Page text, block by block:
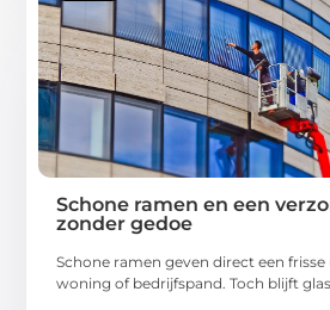
Schone ramen en een
zonder gedoe
Schone ramen geven direct een
woning of bedrijfspand. Toch blijft